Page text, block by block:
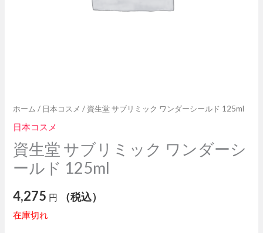
ホーム / 日本コスメ / 資生堂 サブリミック ワンダーシールド 125ml
日本コスメ
資生堂 サブリミック ワンダーシ
ールド 125ml
4,275 円 （税込）
在庫切れ